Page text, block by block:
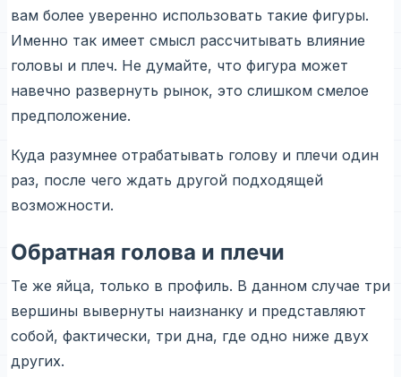
вам более уверенно использовать такие фигуры.
Именно так имеет смысл рассчитывать влияние
головы и плеч. Не думайте, что фигура может
навечно развернуть рынок, это слишком смелое
предположение.
Куда разумнее отрабатывать голову и плечи один
раз, после чего ждать другой подходящей
возможности.
Обратная голова и плечи
Те же яйца, только в профиль. В данном случае три
вершины вывернуты наизнанку и представляют
собой, фактически, три дна, где одно ниже двух
других.